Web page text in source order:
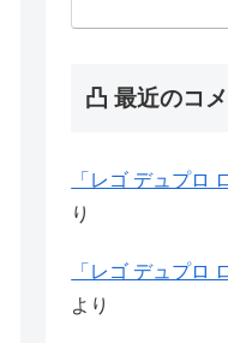
凸 最近のコ
「レゴ デュプロ
り
「レゴ デュプロ
より